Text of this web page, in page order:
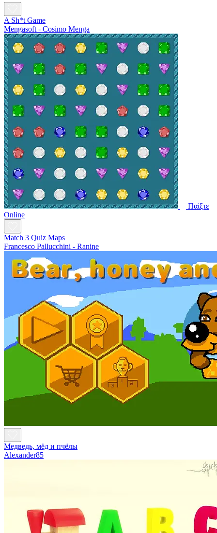
A Sh*t Game
Mengasoft - Cosimo Menga
Παίξτε
Online
Match 3 Quiz Maps
Francesco Pallucchini - Ranine
Медведь, мёд и пчёлы
Alexander85